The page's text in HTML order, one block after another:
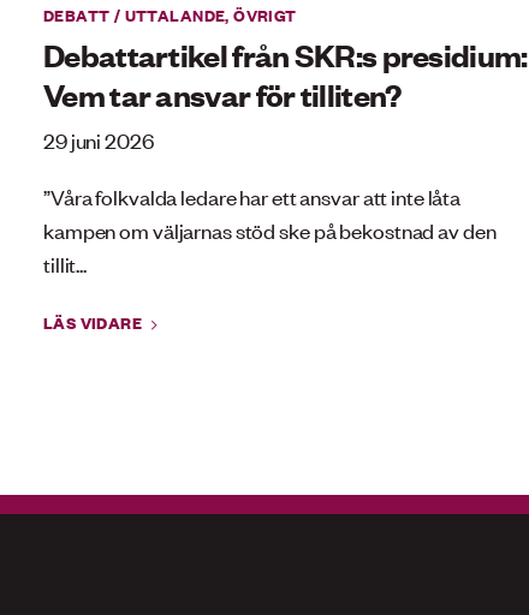
DEBATT / UTTALANDE,ÖVRIGT
Debattartikel från SKR:s presidium:
Vem tar ansvar för tilliten?
29 juni 2026
”Våra folkvalda ledare har ett ansvar att inte låta
kampen om väljarnas stöd ske på bekostnad av den
tillit...
LÄS VIDARE